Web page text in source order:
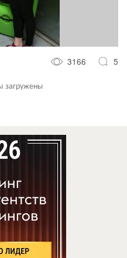
3166 5
загружены